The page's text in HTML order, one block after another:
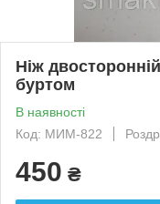
Ніж
буртом
В наявності
Код: МИМ-822
450 ₴